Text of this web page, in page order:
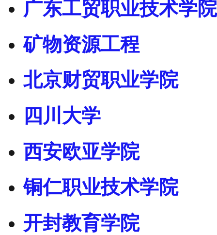
广东工贸职业技术学院
矿物资源工程
北京财贸职业学院
四川大学
西安欧亚学院
铜仁职业技术学院
开封教育学院